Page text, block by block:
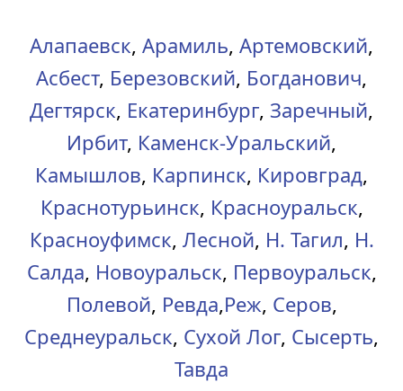
Алапаевск, Арамиль, Артемовский,
Асбест, Березовский, Богданович,
Дегтярск, Екатеринбург, Заречный,
Ирбит, Каменск-Уральский,
Камышлов, Карпинск, Кировград,
Краснотурьинск, Красноуральск,
Красноуфимск, Лесной, Н. Тагил, Н.
Салда, Новоуральск, Первоуральск,
Полевой, Ревда,Реж, Серов,
Среднеуральск, Сухой Лог, Сысерть,
Тавда